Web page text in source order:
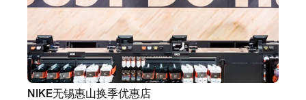
NIKE无锡惠山换季优惠店